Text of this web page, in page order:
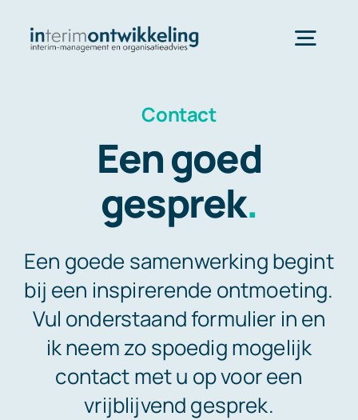
InterimOntwikkeling Home
Dienstverlening
Referenties
Contact
Contact
Een goed
gesprek.
Een goede samenwerking begint
bij een inspirerende ontmoeting.
Vul onderstaand formulier in en
ik neem zo spoedig mogelijk
contact met u op voor een
vrijblijvend gesprek.